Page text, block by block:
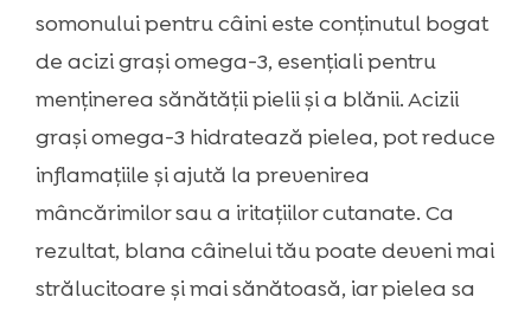
somonului pentru câini este conținutul bogat
de acizi grași omega-3, esențiali pentru
menținerea sănătății pielii și a blănii. Acizii
grași omega-3 hidratează pielea, pot reduce
inflamațiile și ajută la prevenirea
mâncărimilor sau a iritațiilor cutanate. Ca
rezultat, blana câinelui tău poate deveni mai
strălucitoare și mai sănătoasă, iar pielea sa